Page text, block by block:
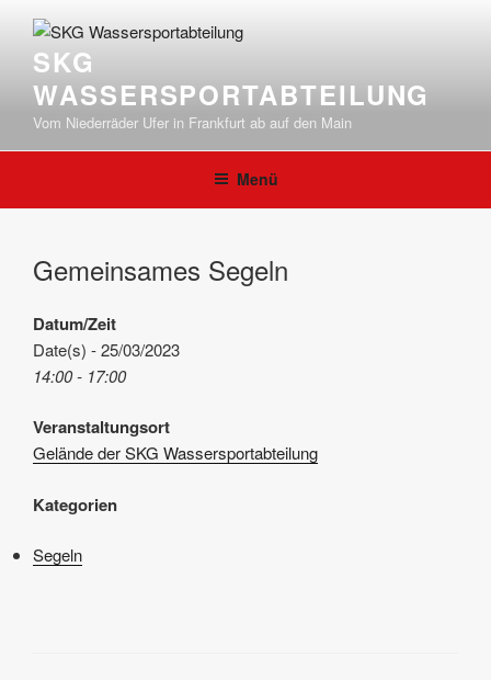
Inhalt
springenSKG
WASSERSPORTABTEILUNG
Vom Niederräder Ufer in Frankfurt ab auf den Main
Menü
Gemeinsames Segeln
Datum/Zeit
Date(s) - 25/03/2023
14:00 - 17:00
Veranstaltungsort
Gelände der SKG Wassersportabteilung
Kategorien
Segeln